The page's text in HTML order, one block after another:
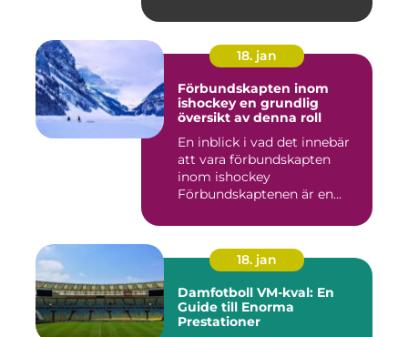
18. jan
Förbundskapten inom
ishockey en grundlig
översikt av denna roll
En inblick i vad det innebär
att vara förbundskapten
inom ishockey
Förbundskaptenen är en
18. jan
Damfotboll VM-kval: En
Guide till Enorma
Prestationer